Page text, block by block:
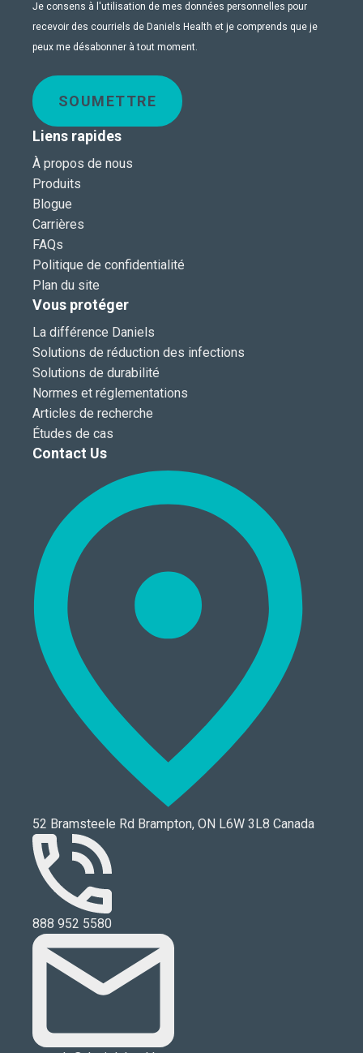
Je consens à l'utilisation de mes données personnelles pour
recevoir des courriels de Daniels Health et je comprends que je
peux me désabonner à tout moment.
SOUMETTRE
Liens rapides
À propos de nous
Produits
Blogue
Carrières
FAQs
Politique de confidentialité
Plan du site
Vous protéger
La différence Daniels
Solutions de réduction des infections
Solutions de durabilité
Normes et réglementations
Articles de recherche
Études de cas
Contact Us
52 Bramsteele Rd Brampton, ON L6W 3L8 Canada
888 952 5580